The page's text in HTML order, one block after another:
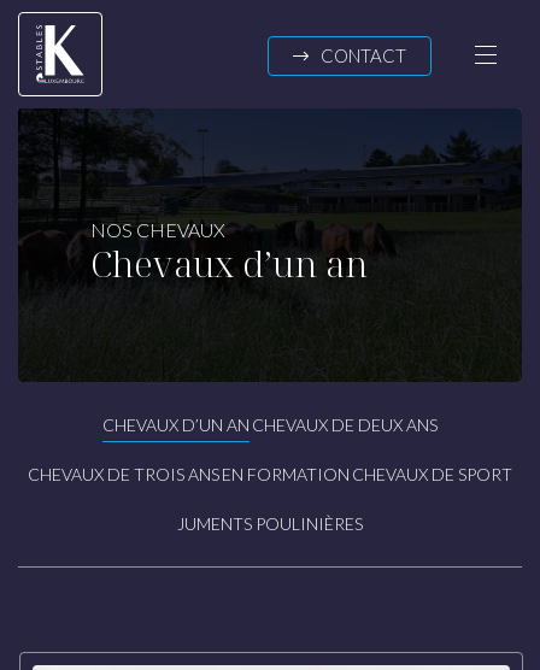
Passer au contenu
K-STABLES
A propos
Actualités
Chevaux de deux ans
Chevaux de trois ans
Juments poulinières
CONTACT
NOS CHEVAUX
Chevaux d’un an
CHEVAUX D’UN AN CHEVAUX DE DEUX ANS
CHEVAUX DE TROIS ANSEN FORMATION CHEVAUX DE SPORT
JUMENTS POULINIÈRES